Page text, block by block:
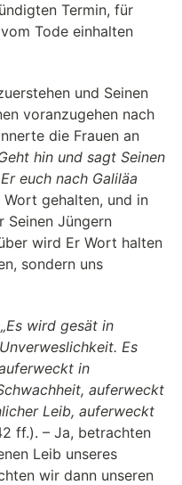
Termin, für
Tode einhalten
und Seinen
voranzugehen nach
die Frauen an
hin und sagt Seinen
euch nach Galiläa
gehalten, und in
Seinen Jüngern
wird Er Wort halten
sondern uns
„Es wird gesät in
Es
in
auferweckt
Leib, auferweckt
ff.). – Ja, betrachten
Leib unseres
wir dann unseren